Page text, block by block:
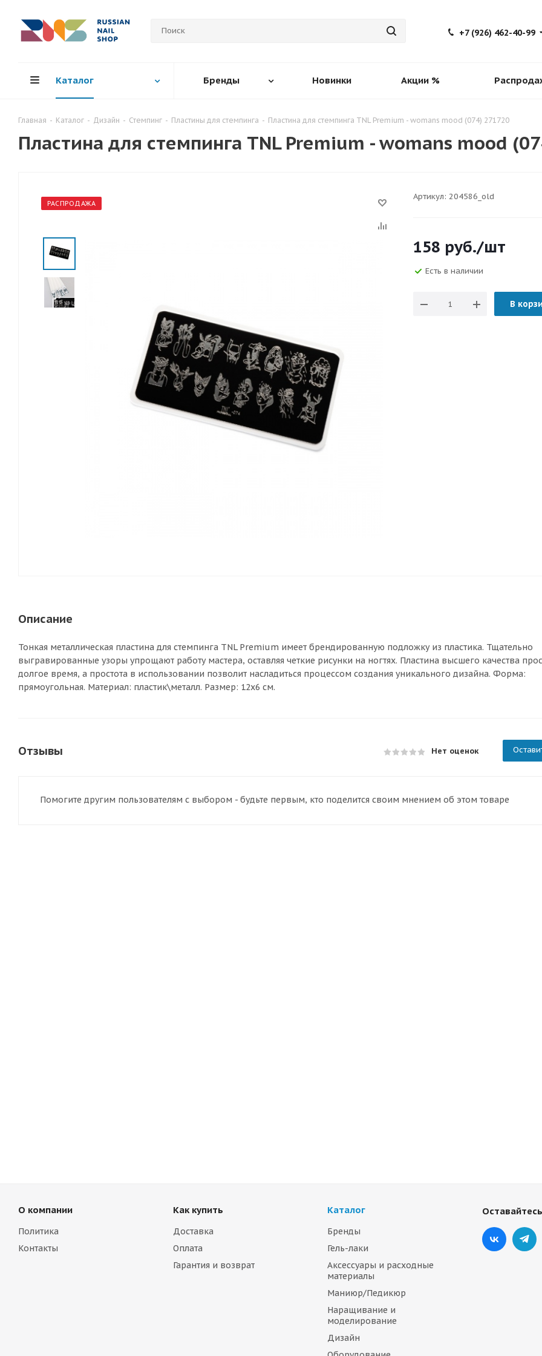
+7 (926) 462-40-99
Каталог Бренды Новинки Акции %
Главная - Каталог - Дизайн - Стемпинг - Пластины для стемпинга - Пластина для стемпинга TNL Premium - womans mood (074) 271720
Пластина для стемпинга TNL Premium - womans mood
РАСПРОДАЖА
Артикул: 204586_old
158 руб./шт
Есть в наличии
В
Описание
Тонкая металлическая пластина для стемпинга TNL Premium имеет брендированную подложку из пластика. Тщательно
выгравированные узоры упрощают работу мастера, оставляя четкие рисунки на ногтях. Пластина высшего качества
долгое время, а простота в использовании позволит насладиться процессом создания уникального дизайна. Форма:
прямоугольная. Материал: пластик\металл. Размер: 12х6 см.
Отзывы Нет оценок
Помогите другим пользователям с выбором - будьте первым, кто поделится своим мнением об этом товаре
О компании
Политика
Контакты
Как купить
Доставка
Оплата
Гарантия и возврат
Каталог
Бренды
Гель-лаки
Аксессуары и расходные
материалы
Маниюр/Педикюр
Наращивание и
моделирование
Дизайн